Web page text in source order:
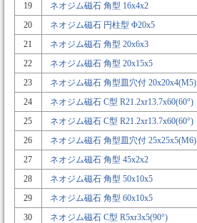
19
ネオジム磁石 角型 16x4x2
20
ネオジム磁石 円柱型 Φ20x5
21
ネオジム磁石 角型 20x6x3
22
ネオジム磁石 角型 20x15x5
23
ネオジム磁石 角型皿穴付 20x20x4(M5)
24
ネオジム磁石 C型 R21.2xr13.7x60(60°)
25
ネオジム磁石 C型 R21.2xr13.7x60(60°)
26
ネオジム磁石 角型皿穴付 25x25x5(M6)
27
ネオジム磁石 角型 45x2x2
28
ネオジム磁石 角型 50x10x5
29
ネオジム磁石 角型 60x10x5
30
ネオジム磁石 C型 R5xr3x5(90°)